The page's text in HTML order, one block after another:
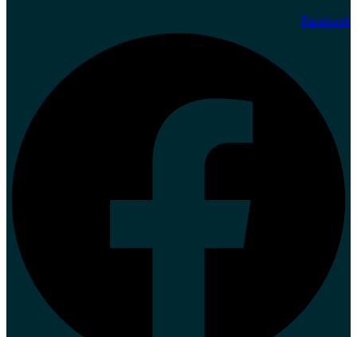
Facebook